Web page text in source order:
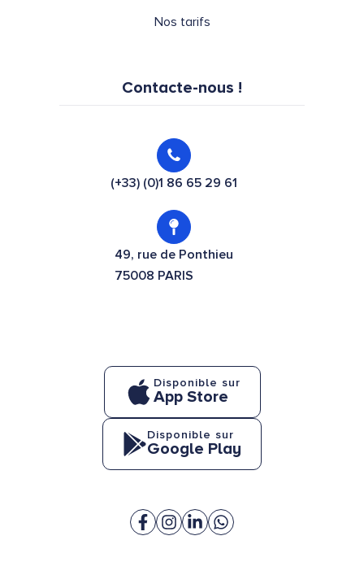
Nos tarifs
Contacte-nous !
(+33) (0)1 86 65 29 61
49, rue de Ponthieu
75008 PARIS
Disponible sur
App Store
Disponible sur
Google Play